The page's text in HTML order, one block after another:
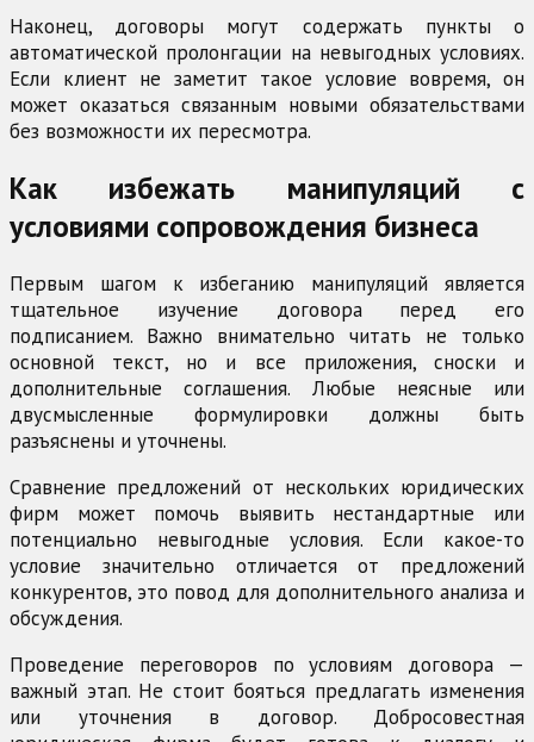
Наконец, договоры могут содержать пункты о
автоматической пролонгации на невыгодных условиях.
Если клиент не заметит такое условие вовремя, он
может оказаться связанным новыми обязательствами
без возможности их пересмотра.
Как избежать манипуляций с
условиями сопровождения бизнеса
Первым шагом к избеганию манипуляций является
тщательное изучение договора перед его
подписанием. Важно внимательно читать не только
основной текст, но и все приложения, сноски и
дополнительные соглашения. Любые неясные или
двусмысленные формулировки должны быть
разъяснены и уточнены.
Сравнение предложений от нескольких юридических
фирм может помочь выявить нестандартные или
потенциально невыгодные условия. Если какое-то
условие значительно отличается от предложений
конкурентов, это повод для дополнительного анализа и
обсуждения.
Проведение переговоров по условиям договора —
важный этап. Не стоит бояться предлагать изменения
или уточнения в договор. Добросовестная